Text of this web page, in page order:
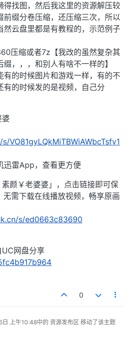
得找图，然后我这里的资源解压较
前缀分卷压缩，还压缩三次，所以
然云盘里都是有教程的，示范例子
压缩或者7z【我改的虽然复杂其
，，，和别人有啥不一样的】
有的时候图片和游戏一样，有的不
有的时候发的是视频，自己分
VO81gyLQkMiTBWiAWbcTsfv1
迅雷App，查看更方便
颜￥老婆婆」，点击链接即可保
需下载在线播放视频，畅享原画
s/ed0663c83690
UC网盘分享
0
上午10:48中的 资源发布区 移动了该主题